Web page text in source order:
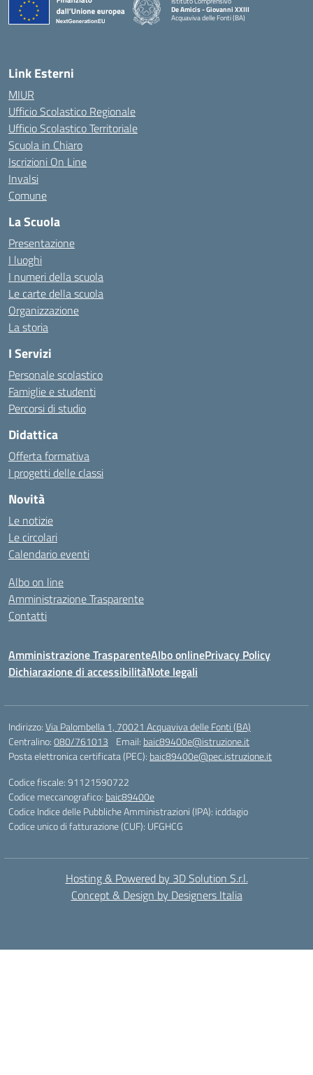
De Amicis - Giovanni XXIII
Acquaviva delle Fonti (BA)
— Visita la pagina iniziale della scuola
Link Esterni
MIUR
Ufficio Scolastico Regionale
Ufficio Scolastico Territoriale
Scuola in Chiaro
Iscrizioni On Line
Invalsi
Comune
La Scuola
Presentazione
I luoghi
I numeri della scuola
Le carte della scuola
Organizzazione
La storia
I Servizi
Personale scolastico
Famiglie e studenti
Percorsi di studio
Didattica
Offerta formativa
I progetti delle classi
Novità
Le notizie
Le circolari
Calendario eventi
Albo on line
Amministrazione Trasparente
Contatti
Amministrazione TrasparenteAlbo onlinePrivacy Policy
Dichiarazione di accessibilitàNote legali
Indirizzo:Via Palombella 1, 70021 Acquaviva delle Fonti (BA)
Centralino:080/761013 Email: baic89400e@istruzione.it
Posta elettronica certificata (PEC): baic89400e@pec.istruzione.it
Codice fiscale: 91121590722
Codice meccanografico: baic89400e
Codice Indice delle Pubbliche Amministrazioni (IPA): icddagio
Codice unico di fatturazione (CUF): UFGHCG
Hosting & Powered by 3D Solution S.r.l.
Concept & Design by Designers Italia